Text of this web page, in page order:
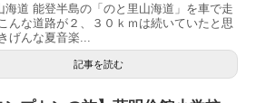
海道 能登半島の「のと里山海道」を車で走
んな道路が２、３０ｋｍは続いていたと思
げんな夏音楽...
記事を読む